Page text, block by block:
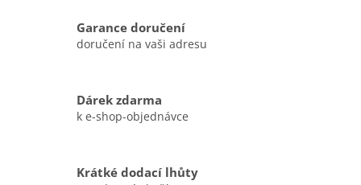
Garance doručení
doručení na vaši adresu
Dárek zdarma
k e-shop-objednávce
Krátké dodací lhůty